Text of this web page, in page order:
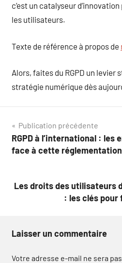
c’est un catalyseur
les utilisateurs.
Texte de référence à propos de
Alors, faites du RGPD un levier
stratégie numérique dès
Navigation
de
Publication précédente
RGPD à l’international : les
face à cette
Les droits des utilisateurs
: les clés pour
Laisser un commentaire
Votre adresse e-mail ne sera